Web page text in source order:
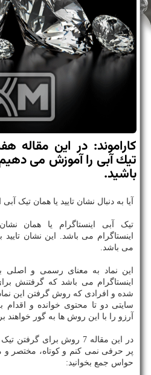
كاراموند: در این
تیك آبی را آموزش می
باشید.
آیا به دنبال نشان تایید یا همان تیک
تیک آبی اینستاگرام یا همان
اینستاگرام می باشد. این نشان تایید
می باشد.
این نماد به معنای رسمی و اصلی
اینستاگرام می باشد که گرفتنش
شده و افرادی که روش گرفتن این نماد
سایتی دو تا محتوی خوانده و
آرزو را با این روش ها به گور خواهند
در این مقاله 7 روش برای
پر حرفی نمی کنم و کوتاه، مختصر و
حواس جمع بخوانید: